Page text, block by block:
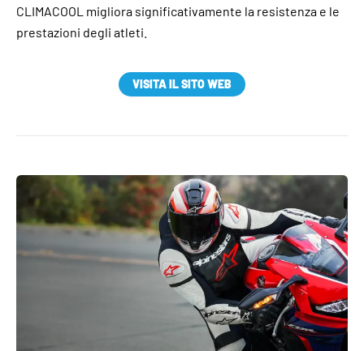
CLIMACOOL migliora significativamente la resistenza e le
prestazioni degli atleti.
VISITA IL SITO WEB